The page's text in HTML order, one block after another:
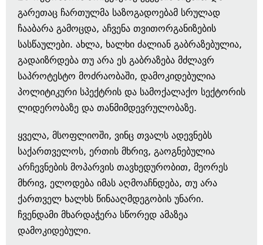
გარეთაც ჩართულმა საზოგადოებამ სრულად
ჩააბარა გამოცდა, აჩვენა თვითორგანიზების
სასწაულები. ახლა, ხალხი ძალიან გაბრაზებულია,
გადაიზრდება თუ არა ეს გაბრაზება მძლავრ
საპროტესტო მოძრაობაში, დამოკიდებულია
პოლიტიკური სპექტრის და სამოქალაქო სექტორის
ლიდერობაზე და თანმიმდევრულობაზე.
ყველა, მსოფლიოში, ვინც თვალს ადევნებს
საქართველოს, ერთის მხრივ, გაოგნებულია
არჩევნების მოპარვის თავხედურობით, მეორეს
მხრივ, ელოდება იმას აღმოაჩნდება, თუ არა
ქართველ ხალხს წინააღმდეგობის უნარი.
ჩვენდამი მხარდაჭერა სწორედ ამაზეა
დამოკიდებული.